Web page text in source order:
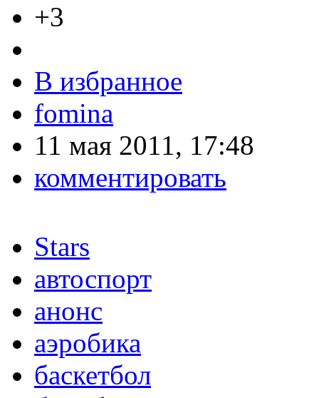
+3
В избранное
fomina
11 мая 2011, 17:48
комментировать
Stars
автоспорт
анонс
аэробика
баскетбол